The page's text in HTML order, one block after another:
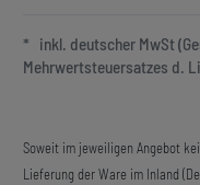
* inkl. deutscher MwSt
Mehrwertsteuersatzes d.
Soweit im jeweiligen Angebot
Lieferung der Ware im Inland